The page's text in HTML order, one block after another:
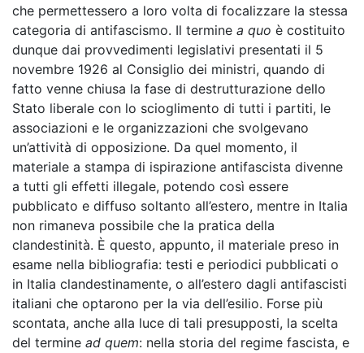
che permettessero a loro volta di focalizzare la stessa
categoria di antifascismo. Il termine a quo è costituito
dunque dai provvedimenti legislativi presentati il 5
novembre 1926 al Consiglio dei ministri, quando di
fatto venne chiusa la fase di destrutturazione dello
Stato liberale con lo scioglimento di tutti i partiti, le
associazioni e le organizzazioni che svolgevano
un’attività di opposizione. Da quel momento, il
materiale a stampa di ispirazione antifascista divenne
a tutti gli effetti illegale, potendo così essere
pubblicato e diffuso soltanto all’estero, mentre in Italia
non rimaneva possibile che la pratica della
clandestinità. È questo, appunto, il materiale preso in
esame nella bibliografia: testi e periodici pubblicati o
in Italia clandestinamente, o all’estero dagli antifascisti
italiani che optarono per la via dell’esilio. Forse più
scontata, anche alla luce di tali presupposti, la scelta
del termine ad quem: nella storia del regime fascista, e